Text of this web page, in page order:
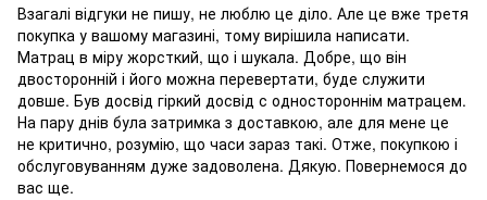
Взагалі відгуки не пишу, не люблю це діло. Але це вже третя
покупка у вашому магазині, тому вирішила написати.
Матрац в міру жорсткий, що і шукала. Добре, що він
двосторонній і його можна перевертати, буде служити
довше. Був досвід гіркий досвід с одностороннім матрацем.
На пару днів була затримка з доставкою, але для мене це
не критично, розумію, що часи зараз такі. Отже, покупкою і
обслуговуванням дуже задоволена. Дякую. Повернемося до
вас ще.